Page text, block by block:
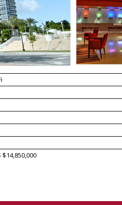
$14,850,000